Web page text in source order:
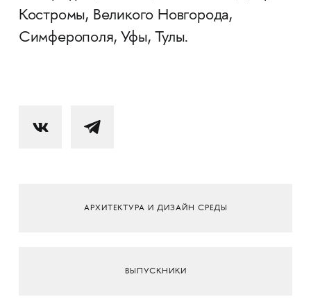
Костромы, Великого Новгорода,
Симферополя, Уфы, Тулы.
АРХИТЕКТУРА И ДИЗАЙН СРЕДЫ
ВЫПУСКНИКИ